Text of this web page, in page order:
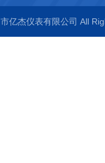
亿杰仪表有限公司 All